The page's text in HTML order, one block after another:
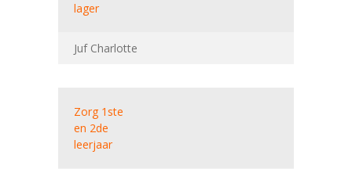
lager
Juf Charlotte
Zorg 1ste
en 2de
leerjaar